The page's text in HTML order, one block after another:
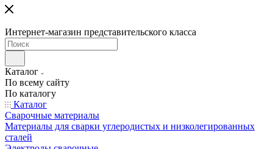
Интернет-магазин представительского класса
Каталог
По всему сайту
По каталогу
Каталог
Сварочные материалы
Материалы для сварки углеродистых и низколегированных
сталей